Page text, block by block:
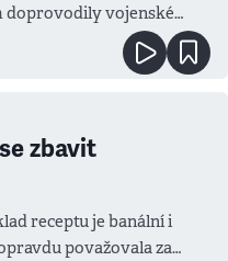
doprovodily vojenské
zbavit
receptu je banální i
považovala za